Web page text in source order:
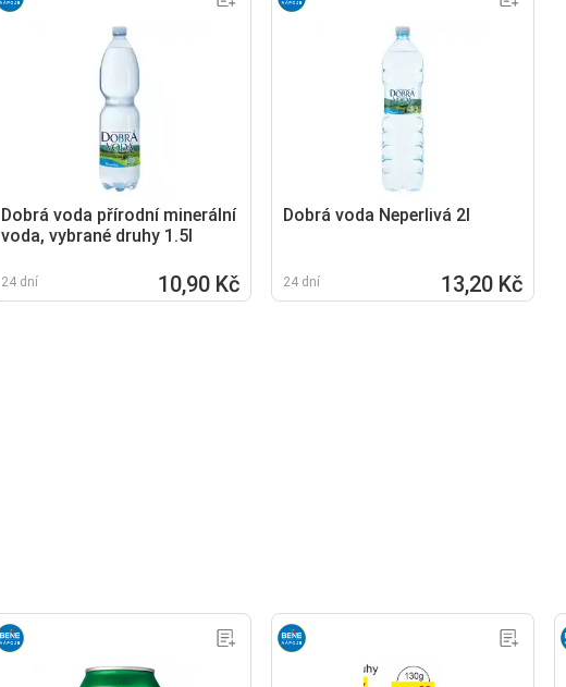
Dobrá voda přírodní minerální
voda, vybrané druhy 1.5l
24 dní 10,90 Kč
Dobrá voda Neperlivá 2l
24 dní 13,20 Kč